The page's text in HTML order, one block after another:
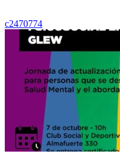
c2470774